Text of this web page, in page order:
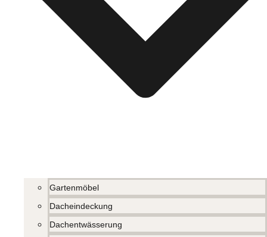
Gartenmöbel
Dacheindeckung
Dachentwässerung